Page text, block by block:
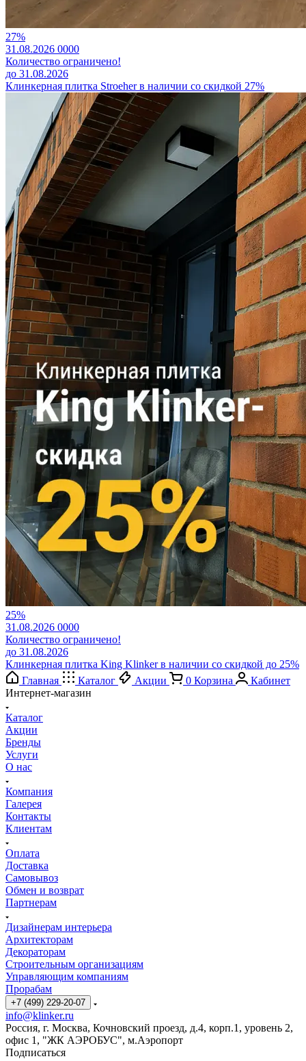
27%
31.08.2026 0000
Количество ограничено!
до 31.08.2026
Клинкерная плитка Stroeher в наличии со скидкой 27%
25%
31.08.2026 0000
Количество ограничено!
до 31.08.2026
Клинкерная плитка King Klinker в наличии со скидкой до 25%
Главная
Каталог Акции 0 Корзина
Кабинет
Интернет-магазин
Каталог
Акции
Бренды
Услуги
О нас
Компания
Галерея
Контакты
Клиентам
Оплата
Доставка
Самовывоз
Обмен и возврат
Партнерам
Дизайнерам интерьера
Архитекторам
Декораторам
Строительным организациям
Управляющим компаниям
Прорабам
+7 (499) 229-20-07
info@klinker.ru
Россия, г. Москва, Кочновский проезд, д.4, корп.1, уровень 2,
офис 1, "ЖК АЭРОБУС", м.Аэропорт
Подписаться